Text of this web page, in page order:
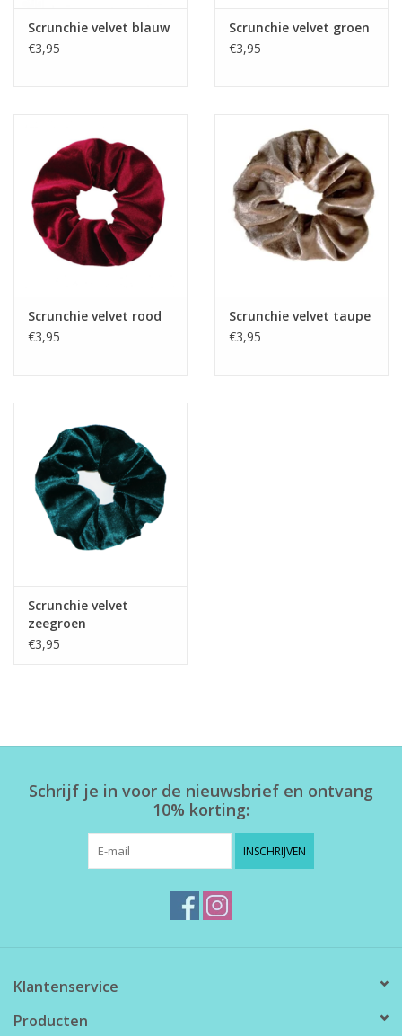
Scrunchie velvet blauw
€3,95
Scrunchie velvet groen
€3,95
Scrunchie velvet rood
€3,95
Scrunchie velvet taupe
€3,95
Scrunchie velvet
zeegroen
€3,95
Schrijf je in voor de nieuwsbrief en ontvang
10% korting:
INSCHRIJVEN
Klantenservice
Producten